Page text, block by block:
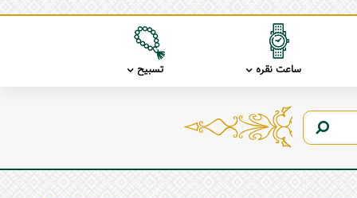
ساعت نقره تسبیح